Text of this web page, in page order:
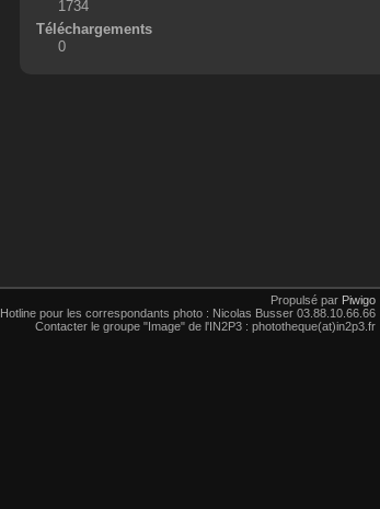
1734
Téléchargements
0
Propulsé par Piwigo
Hotline pour les correspondants photo : Nicolas Busser 03.88.10.66.66
Contacter le groupe "Image" de l'IN2P3 : phototheque(at)in2p3.fr